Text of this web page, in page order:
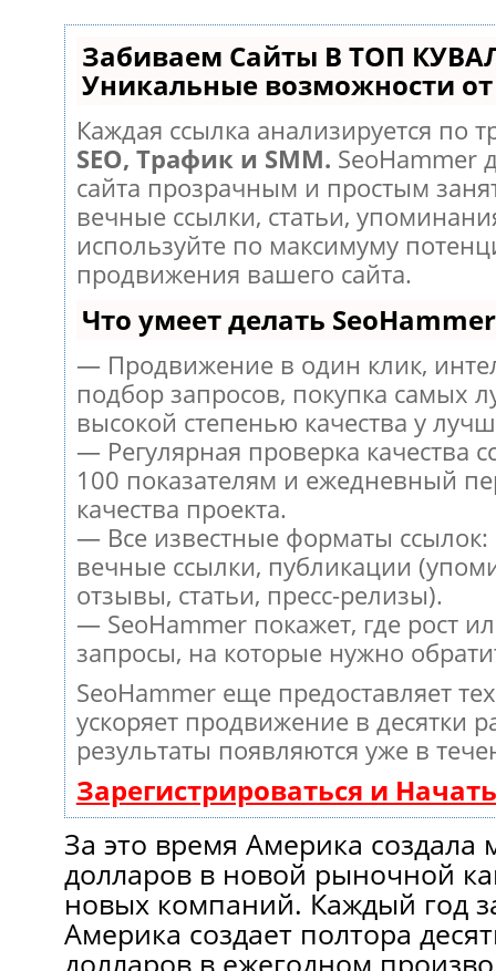
Забиваем Сайты В ТОП
Уникальные возможности от
Каждая ссылка анализируется по
SEO, Трафик и SMM. SeoHammer
сайта прозрачным и простым
вечные ссылки, статьи,
используйте по максимуму
продвижения вашего сайта.
Что умеет делать SeoHammer
— Продвижение в один клик,
подбор запросов, покупка самых
высокой степенью качества у
— Регулярная проверка качества
100 показателям и ежедневный
качества проекта.
— Все известные форматы
вечные ссылки, публикации
отзывы, статьи, пресс-релизы).
— SeoHammer покажет, где рост
запросы, на которые нужно
SeoHammer еще предоставляет
ускоряет продвижение в десятки
результаты появляются уже в
Зарегистрироваться и
За это время Америка
долларов в новой рыночной
новых компаний. Каждый год
Америка создает полтора
долларов в ежегодном